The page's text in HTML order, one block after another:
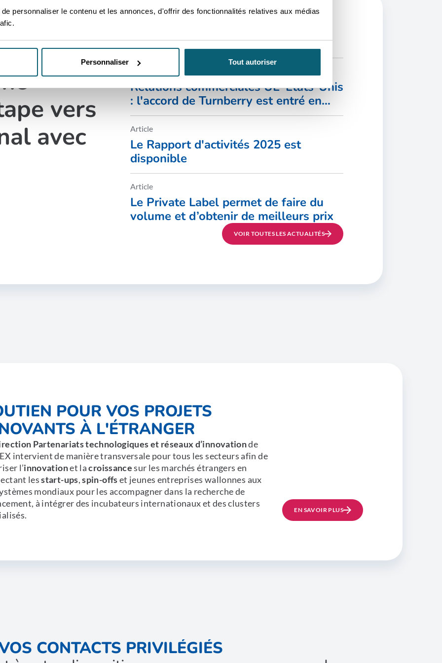
personnaliser le contenu et les annonces, d'offrir des fonctionnalités relatives aux médias
Personnaliser Tout autoriser
vers
avec
Dernières nouvelles
Relations commerciales UE–États-Unis
: l'accord de Turnberry est entré en
vigueur
Article
Le Rapport d'activités 2025 est
disponible
Article
Le Private Label permet de faire du
volume et d’obtenir de meilleurs prix
VOIR TOUTES LES ACTUALITÉS
POUR VOS PROJETS
À L'ÉTRANGER
Partenariats technologiques et réseaux d’innovationde
intervient de manière transversale pour tous les secteurs afin de
l’innovationet lacroissancesur les marchés étrangers en
lesstart-ups,spin-offset jeunes entreprises wallonnes aux
mondiaux pour les accompagner dans la recherche de
à intégrer des incubateurs internationaux et des clusters
EN SAVOIR PLUS
CONTACTS PRIVILÉGIÉS